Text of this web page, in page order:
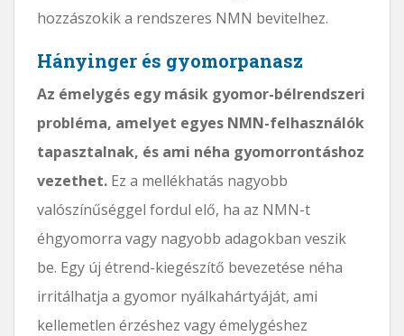
hozzászokik a rendszeres NMN bevitelhez.
Hányinger és gyomorpanasz
Az émelygés egy másik gyomor-bélrendszeri
probléma, amelyet egyes NMN-felhasználók
tapasztalnak, és ami néha gyomorrontáshoz
vezethet. Ez a mellékhatás nagyobb
valószínűséggel fordul elő, ha az NMN-t
éhgyomorra vagy nagyobb adagokban veszik
be. Egy új étrend-kiegészítő bevezetése néha
irritálhatja a gyomor nyálkahártyáját, ami
kellemetlen érzéshez vagy émelygéshez